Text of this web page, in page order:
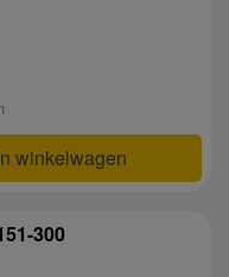
winkelwagen
300